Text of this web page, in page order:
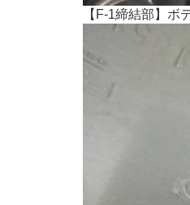
【F-1締結部】ボ